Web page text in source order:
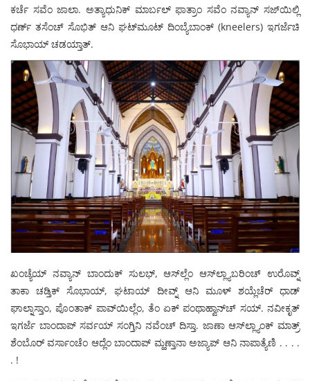
ಕರ್ಚೆ ಸವೆಂ ಜಾಲಾ. ಅತ್ಯಾಧುನಿಕ್ ಮಾರ್ಬಲ್ ಫಾತ್ರಾಂ ಸವೆಂ ನವ್ಯಾನ್ ಸಜ್‍ಯಿಲ್ಲಿ
ಧರ್ಣ್ ತಸೆಂಚ್ ಸೊಭಿತ್ ಆನಿ ಘಟ್‍ಮೂಟ್ ದಿಂಬ್ಯೆಬಾಂಕ್ (kneelers) ಇಗರ್ಜೆಚಿ
ಸೊಭಾಯ್ ಚಡಯ್ತಾತ್.
ಖಂಚ್ಯೆಯ್ ನವ್ಯಾನ್ ಬಾಂದುಕ್ ಸುಲಭ್, ಆಸ್‍ಲ್ಲೆಂ ಆಸ್‍ಲ್ಲ್ಯಾಬರಿಂಚ್ ಉರೊವ್ನ್
ತಾಕಾ ಚಡ್ತಿಕ್ ಸೊಭಾಯ್, ಘಟಾಯ್ ದೀವ್ನ್ ಆನಿ ಮೂಳ್ ಶಯ್ಲೆಚೆರ್ ಧಾಡ್
ಘಾಲ್ನಾಸ್ತಾಂ, ಪೊಂತಾಕ್ ಪಾವ್‍ಯಿಲ್ಲೆಂ, ತೆಂ ಏಕ್ ಪಂಥಾಹ್ವಾನ್‍ಚ್ ಸಯ್. ನವೀಕೃತ್
ಇಗರ್ಜೆ ಬಾಂದಾಪ್ ಸರ್ವಯ್ ಸಂಗ್ತಿನಿ ನವೆಂಚ್ ದಿಸ್ತಾ. ಜಾಣಾ ಆಸ್‍ಲ್ಲ್ಯಾಂಕ್ ಮಾತ್ರ್
ಶೆಂಬೊರ್ ವರ್ಸಾಂಚೆಂ ಆದ್ಲೆಂ ಬಾಂದಾಪ್ ಮ್ಹಣ್ತಾನಾ ಅಜ್ಯಾಪ್ ಆನಿ ನಾಪಾತ್ಯೆಣಿ . . . .
. !